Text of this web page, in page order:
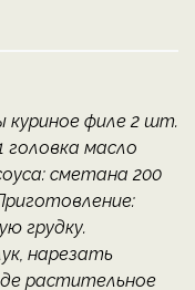
филе 2 шт.
головка масло
сметана 200
грудку.
нарезать
растительное